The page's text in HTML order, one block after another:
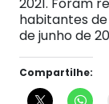
habitantes de
de junho de
Compartilhe: